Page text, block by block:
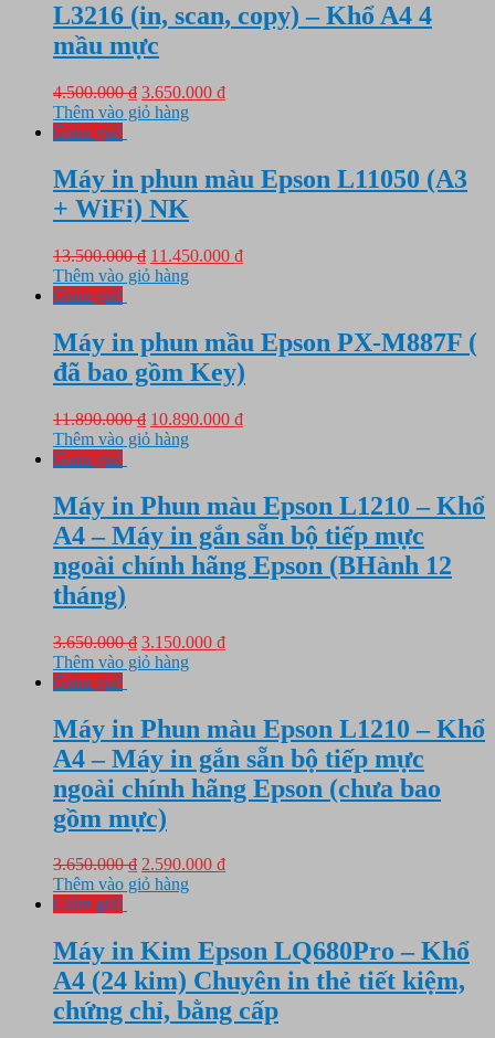
L3216 (in, scan, copy) – Khổ A4 4
mầu mực
4.500.000₫ Giá
gốc
3.650.000 ₫Giá
3.650.000 ₫.
Thêm vào giỏ hàng
Giảm giá!
Máy in phun màu Epson L11050 (A3
+ WiFi) NK
13.500.000₫ Giá
gốc
11.450.000 ₫Giá
11.450.000 ₫.
Thêm vào giỏ hàng
Giảm giá!
Máy in phun mầu Epson PX-M887F (
đã bao gồm Key)
11.890.000₫ Giá
gốc
10.890.000 ₫Giá
10.890.000 ₫.
Thêm vào giỏ hàng
Giảm giá!
Máy in Phun màu Epson L1210 – Khổ
A4 – Máy in gắn sẵn bộ tiếp mực
ngoài chính hãng Epson (BHành 12
tháng)
3.650.000₫ Giá
gốc
3.150.000 ₫Giá
3.150.000 ₫.
Thêm vào giỏ hàng
Giảm giá!
Máy in Phun màu Epson L1210 – Khổ
A4 – Máy in gắn sẵn bộ tiếp mực
ngoài chính hãng Epson (chưa bao
gồm mực)
3.650.000₫ Giá
gốc
2.590.000 ₫Giá
2.590.000 ₫.
Thêm vào giỏ hàng
Giảm giá!
Máy in Kim Epson LQ680Pro – Khổ
A4 (24 kim) Chuyên in thẻ tiết kiệm,
chứng chỉ, bằng cấp